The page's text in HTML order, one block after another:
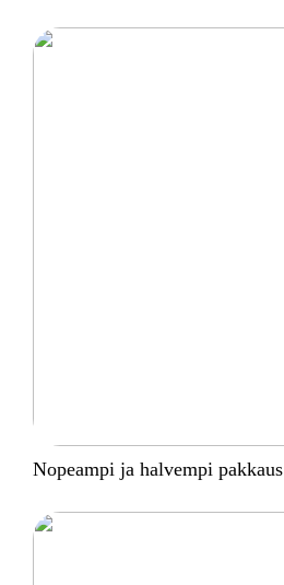
Nopeampi ja halvempi pakkaus